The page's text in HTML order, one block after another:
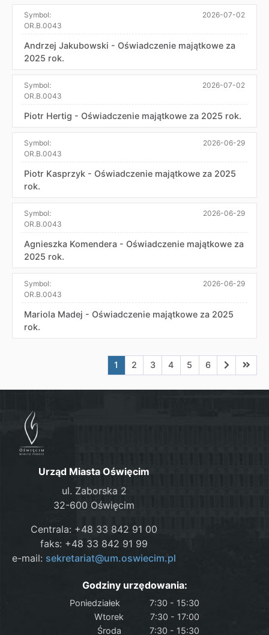
Symbol:
OR.B.0043
2026-07-02
Andrzej Jakubowski - Oświadczenie majątkowe za
2025 rok.
Symbol:
OR.B.0043
2026-07-02
Piotr Hertig - Oświadczenie majątkowe za 2025 rok.
Symbol:
OR.B.0043
2026-06-29
Piotr Kasprzyk - Oświadczenie majątkowe za 2025
rok.
Symbol:
OR.B.0043
2026-06-29
Agnieszka Komendera - Oświadczenie majątkowe za
2025 rok.
Symbol:
OR.B.0043
2026-06-29
Mariola Madej - Oświadczenie majątkowe za 2025
rok.
Aktualna strona nr 1
1 Przejdź do strony nr 2
2 Przejdź do strony nr 3
3 Przejdź do strony nr 4
4 Przejdź do strony
5 Przejdź do
6 Przejdź
Urząd Miasta Oświęcim
ul. Zaborska 2
32-600 Oświęcim
Centrala: +48 33 842 91 00
faks: +48 33 842 91 99
e-mail: sekretariat@um.oswiecim.pl
Godziny urzędowania:
Poniedziałek
7:30 - 15:30
Wtorek
7:30 - 17:00
Środa
7:30 - 15:30